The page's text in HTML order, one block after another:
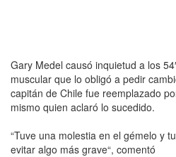
Gary Medel causó inquietud a los
muscular que lo obligó a pedir
capitán de Chile fue reemplazado
mismo quien aclaró lo sucedido.
“Tuve una molestia en el gémelo y
evitar algo más grave“, comentó